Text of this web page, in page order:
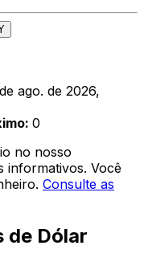
ago. de 2026,
: 0
no nosso
informativos. Você
Consulte as
de Dólar